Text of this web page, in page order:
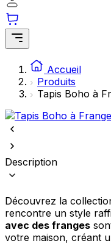
Accueil
Produits
Tapis Boho à
Description
Découvrez la
rencontre un style
avec des franges
votre maison, créant
comme votre langue
trouvez.
Statistiques
Les cookies statistiques
comprendre comment les
collectant et en rapportant
Marketing
engageantes pour
précieuses pour les éditeurs
Non classés
Les cookies non classés
classification, en
individuels.